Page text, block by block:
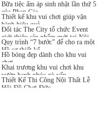
Bữa tiệc ấm áp sinh nhật lần thứ 5
của Phan Gia
Thiết kế khu vui chơi giúp vận
hành hiệu quả
Đối tác The City tổ chức Event
giới thiệu sản phẩm mới tại Nội
thất Phan Gia
Quy trình “7 bước” để cho ra một
Hồ sơ thiết kế
Hồ bóng đẹp dành cho khu vui
chơi
Khai trương khu vui chơi khu
vườn hạnh phúc gò vấp
Thiết Kế Thi Công Nội Thất Lễ
Hội Đồ Chơi Đức